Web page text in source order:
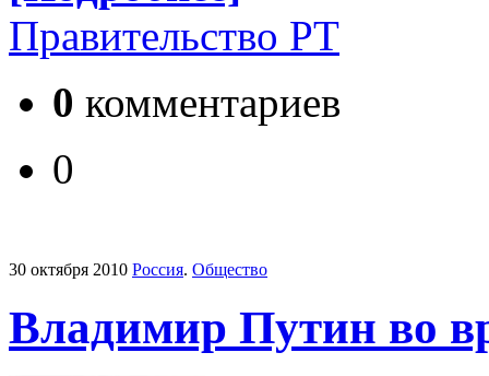
Правительство РТ
0 комментариев
0
30 октября 2010 Россия. Общество
Владимир Путин во